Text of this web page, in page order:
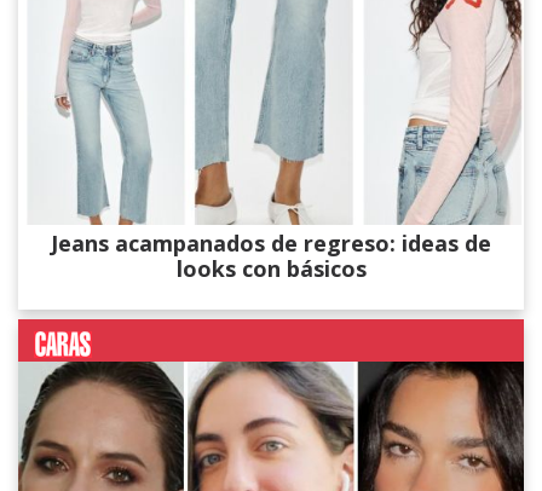
Jeans acampanados de regreso: ideas de
looks con básicos